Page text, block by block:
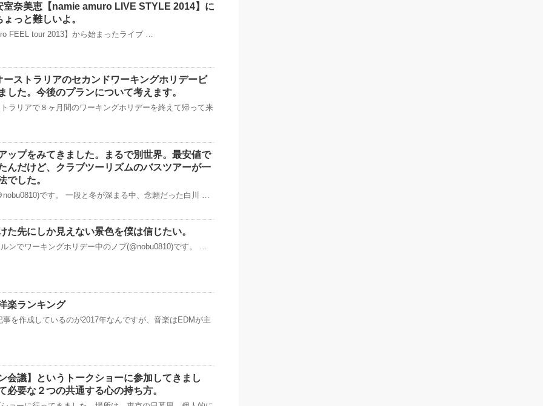
室奈美恵【namie amuro LIVE STYLE 2014】に
っと難しいよ。
FEEL tour 2013】から始まったライブ …
ストラリアのセカンドワーキングホリデービ
した。今後のプランについて考えます。
ラリアで８ヶ月間のワーキングホリデーを終えて帰って来
ップをみてきました。まるで別世界。最安値で
んだけど、クラブツーリズムのバスツアーが一
でした。
nobu0810)です。 一段と冬が深まる中、念願だった白川 …
た先にしか見えない景色を僕は信じたい。
ンでワーキングホリデー中のノブ(@nobu0810)です。 …
楽ランキング
を作成しているのが2017年なんですが、音楽はEDMが主
会議】というトークショーに参加してきまし
必要な２つの共通する心の持ち方。